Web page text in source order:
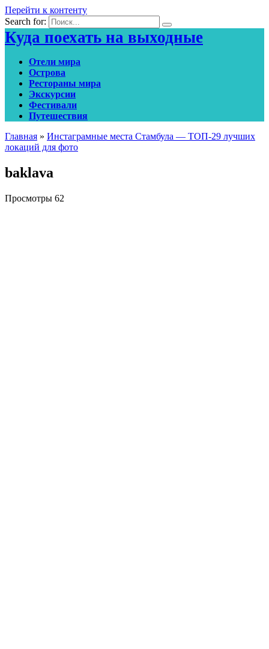
Перейти к контенту
Search for:
Куда поехать на выходные
Отели мира
Острова
Рестораны мира
Экскурсии
Фестивали
Путешествия
Главная » Инстаграмные места Стамбула — ТОП-29 лучших
локаций для фото
baklava
Просмотры 62